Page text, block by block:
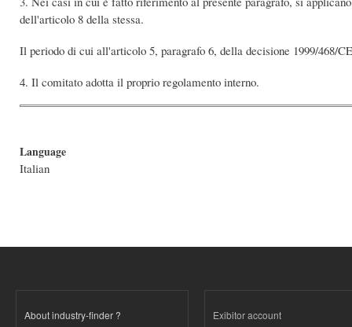
dell'articolo 8 della stessa.
Il periodo di cui all'articolo 5, paragrafo 6, della decisione 1999/468/
4. Il comitato adotta il proprio regolamento interno.
Language
Italian
About industry-finder ?
Exibitor account